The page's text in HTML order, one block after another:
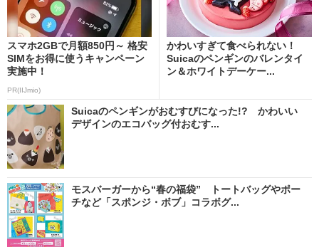
スマホ2GBで月額850円～ 格安
SIMをお得に使うキャンペーン
実施中！
PR(IIJmio)
かわいすぎて食べられない！
Suicaのペンギンのバレンタイ
ン＆ホワイトデーケー...
Suicaのペンギンがおむすびになった!? かわいい
デザインのエコバッグ付おむす...
モスバーガーから“春の福袋” トートバッグやポー
チなど「スポンジ・ボブ」コラボグ...